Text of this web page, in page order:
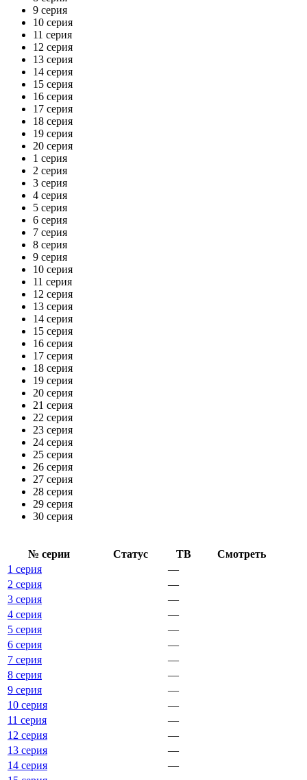
9 серия
10 серия
11 серия
12 серия
13 серия
14 серия
15 серия
16 серия
17 серия
18 серия
19 серия
20 серия
1 серия
2 серия
3 серия
4 серия
5 серия
6 серия
7 серия
8 серия
9 серия
10 серия
11 серия
12 серия
13 серия
14 серия
15 серия
16 серия
17 серия
18 серия
19 серия
20 серия
21 серия
22 серия
23 серия
24 серия
25 серия
26 серия
27 серия
28 серия
29 серия
30 серия
№ се­рии Ста­тус ТВ
Смот­реть
1 серия
—
2 серия
—
3 серия
—
4 серия
—
5 серия
—
6 серия
—
7 серия
—
8 серия
—
9 серия
—
10 серия
—
11 серия
—
12 серия
—
13 серия
—
14 серия
—